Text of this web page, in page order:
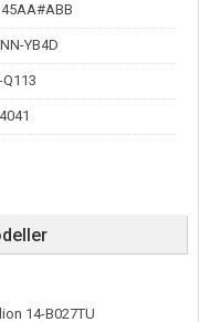
YB4D
Q113
14-B027TU